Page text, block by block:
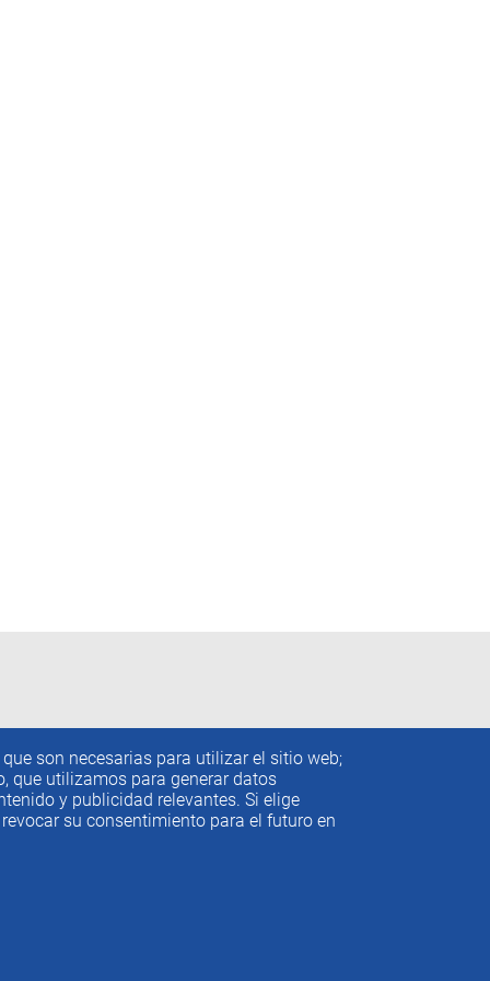
son necesarias para utilizar el sitio web;
que utilizamos para generar datos
y publicidad relevantes. Si elige
su consentimiento para el futuro en